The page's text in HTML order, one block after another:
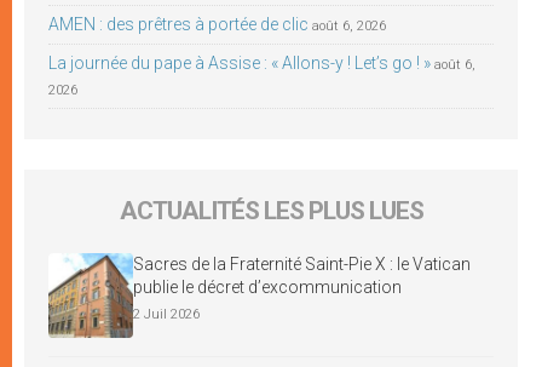
AMEN : des prêtres à portée de clic août 6, 2026
La journée du pape à Assise : « Allons-y ! Let’s go ! » août 6,
2026
ACTUALITÉS LES PLUS LUES
Sacres de la Fraternité Saint-Pie X : le Vatican
publie le décret d’excommunication
2 Juil 2026